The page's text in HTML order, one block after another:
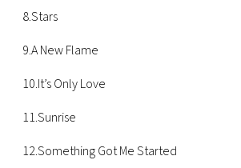
8.Stars
9.A New Flame
10.It’s Only Love
11.Sunrise
12.Something Got Me Started